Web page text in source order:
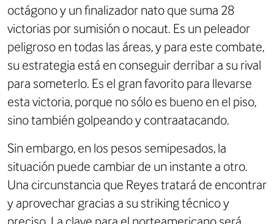
octágono y un finalizador nato que suma 28
victorias por sumisión o nocaut. Es un peleador
peligroso en todas las áreas, y para este combate,
su estrategia está en conseguir derribar a su rival
para someterlo. Es el gran favorito para llevarse
esta victoria, porque no sólo es bueno en el piso,
sino también golpeando y contraatacando.
Sin embargo, en los pesos semipesados, la
situación puede cambiar de un instante a otro.
Una circunstancia que Reyes tratará de encontrar
y aprovechar gracias a su striking técnico y